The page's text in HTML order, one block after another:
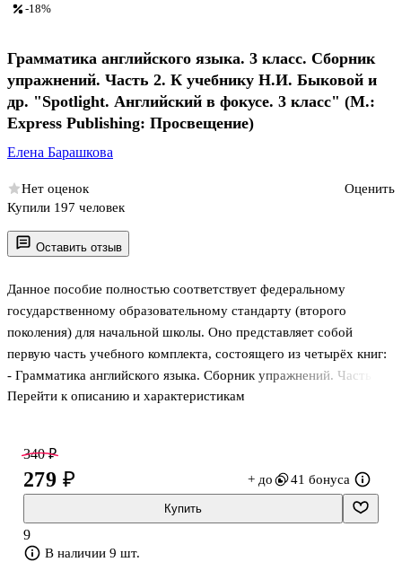
Оставить отзыв
Данное пособие полностью соответствует федеральному
государственному образовательному стандарту (второго
поколения) для начальной школы. Оно представляет собой
первую часть учебного комплекта, состоящего из четырёх книг:
- Грамматика английского языка. Сборник упражнений. Часть 1;
- Грамматика английского языка. Сборник упражнений. Часть 2;
Пособие содержит 270 грамматических упражнений,
обеспечивающих усвоение и закрепление правил грамматики,
которые изучаются в 3 классе. Характер упражнений позволяет
выполнять их максимально быстро, что экономит силы и время
учащихся и по
Перейти к описанию и характеристикам
-18%
Грамматика английского языка. 3 класс. Сборник
упражнений. Часть 2. К учебнику Н.И. Быковой и
др. "Spotlight. Английский в фокусе. 3 класс" (М.:
Express Publishing: Просвещение)
Елена Барашкова
Нет оценок
Оценить
Купили 197 человек
340 ₽
279 ₽ + до 41 бонуса
Купить
9
В наличии 9 шт.